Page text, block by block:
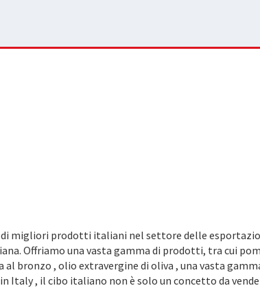
migliori prodotti italiani nel settore delle
Offriamo una vasta gamma di prodotti, tra cui
bronzo , olio extravergine di oliva , una vasta
, il cibo italiano non è solo un concetto da